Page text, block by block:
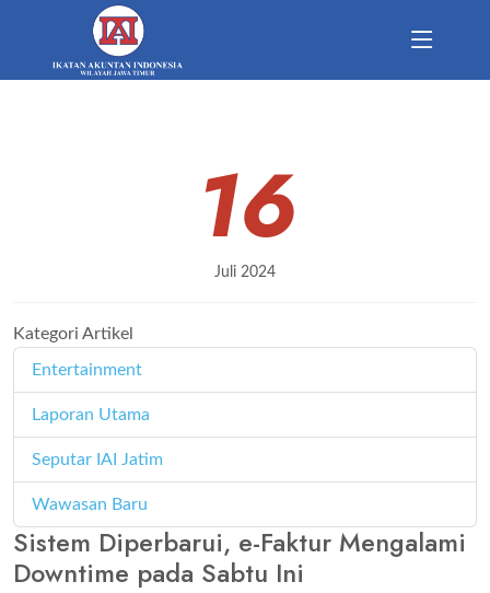
16
Juli 2024
Kategori Artikel
Entertainment
Laporan Utama
Seputar IAI Jatim
Wawasan Baru
Sistem Diperbarui, e-Faktur Mengalami
Downtime pada Sabtu Ini